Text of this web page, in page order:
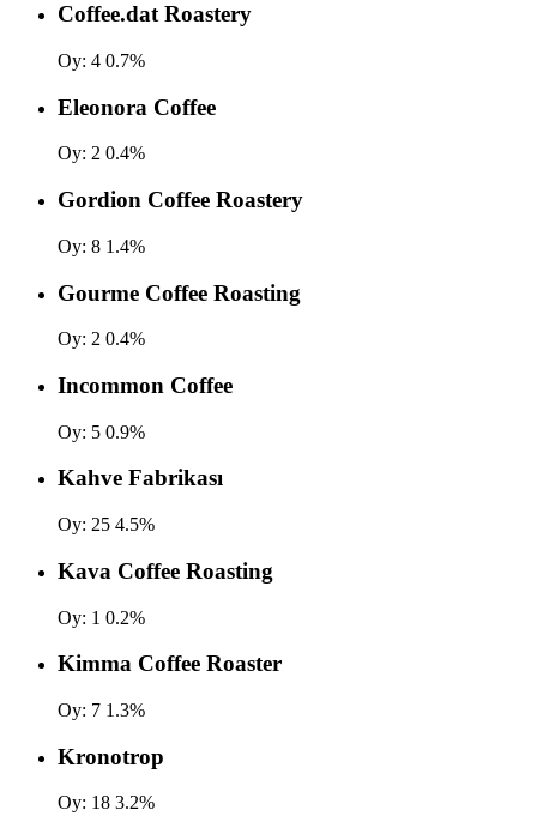
Coffee.dat Roastery
Oy: 4 0.7%
Eleonora Coffee
Oy: 2 0.4%
Gordion Coffee Roastery
Oy: 8 1.4%
Gourme Coffee Roasting
Oy: 2 0.4%
Incommon Coffee
Oy: 5 0.9%
Kahve Fabrikası
Oy: 25 4.5%
Kava Coffee Roasting
Oy: 1 0.2%
Kimma Coffee Roaster
Oy: 7 1.3%
Kronotrop
Oy: 18 3.2%